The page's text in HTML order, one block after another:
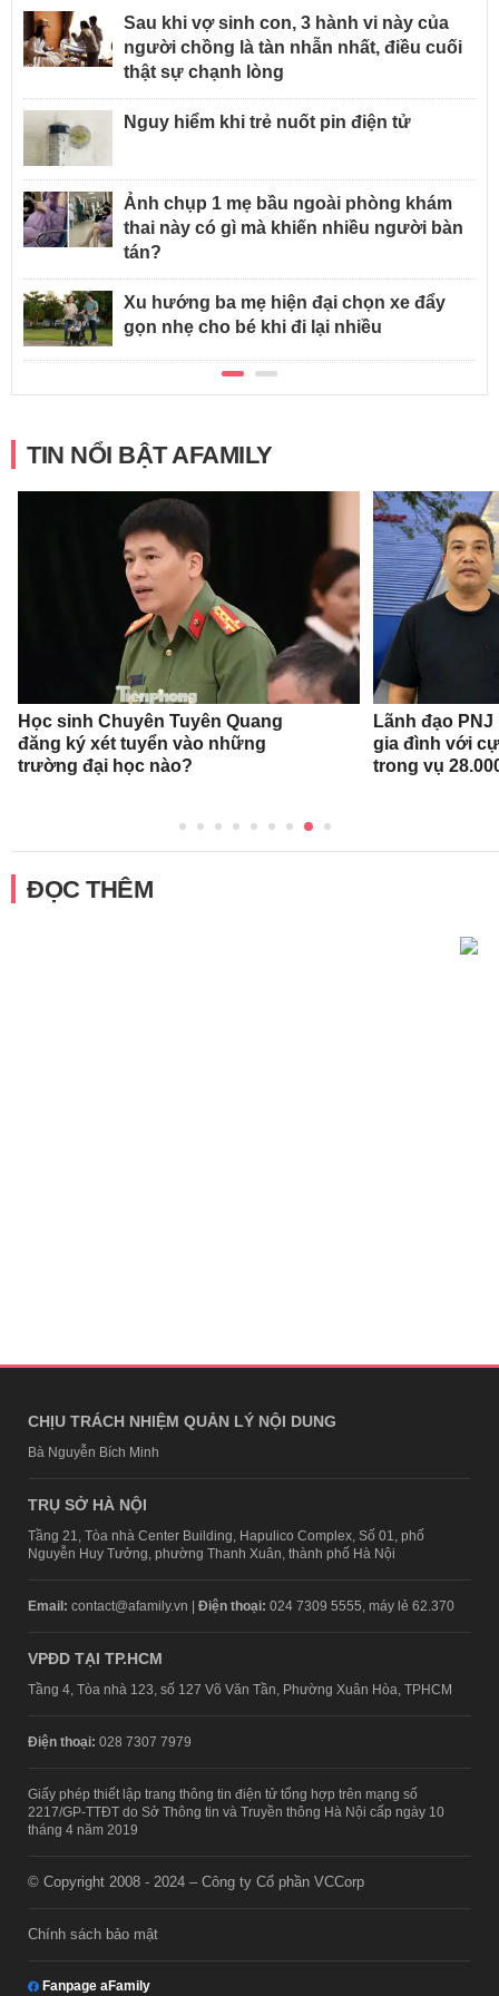
Sau khi vợ sinh con, 3 hành vi này của
người chồng là tàn nhẫn nhất, điều cuối
thật sự chạnh lòng
Nguy hiểm khi trẻ nuốt pin điện tử
Ảnh chụp 1 mẹ bầu ngoài phòng khám
thai này có gì mà khiến nhiều người bàn
tán?
Xu hướng ba mẹ hiện đại chọn xe đẩy
gọn nhẹ cho bé khi đi lại nhiều
TIN NỔI BẬT AFAMILY
Học sinh Chuyên Tuyên Quang
đăng ký xét tuyển vào những
trường đại học nào?
Lãnh đạo
gia đình với
trong vụ
ĐỌC THÊM
CHỊU TRÁCH NHIỆM QUẢN LÝ NỘI DUNG
Bà Nguyễn Bích Minh
TRỤ SỞ HÀ NỘI
Tầng 21, Tòa nhà Center Building, Hapulico Complex, Số 01, phố
Nguyễn Huy Tưởng, phường Thanh Xuân, thành phố Hà Nội
Email: contact@afamily.vn | Điện thoại: 024 7309 5555, máy lẻ 62.370
VPĐD TẠI TP.HCM
Tầng 4, Tòa nhà 123, số 127 Võ Văn Tần, Phường Xuân Hòa, TPHCM
Điện thoại: 028 7307 7979
Giấy phép thiết lập trang thông tin điện tử tổng hợp trên mạng số
2217/GP-TTĐT do Sở Thông tin và Truyền thông Hà Nội cấp ngày 10
tháng 4 năm 2019
© Copyright 2008 - 2024 – Công ty Cổ phần VCCorp
Chính sách bảo mật
Fanpage aFamily